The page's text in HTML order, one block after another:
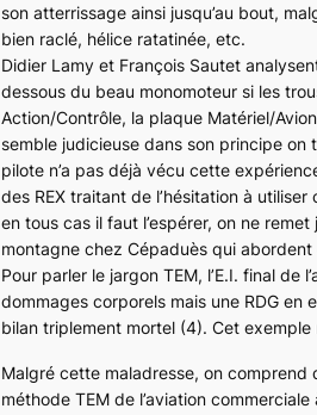
son atterrissage ainsi jusqu’au bout,
bien raclé, hélice ratatinée, etc.
Didier Lamy et François Sautet
dessous du beau monomoteur si les
Action/Contrôle, la plaque Matériel/
semble judicieuse dans son principe
pilote n’a pas déjà vécu cette
des REX traitant de l’hésitation à
en tous cas il faut l’espérer, on ne
montagne chez Cépaduès qui abordent
Pour parler le jargon TEM, l’E.I. final de
dommages corporels mais une RDG
bilan triplement mortel (4). Cet exemple
Malgré cette maladresse, on
méthode TEM de l’aviation